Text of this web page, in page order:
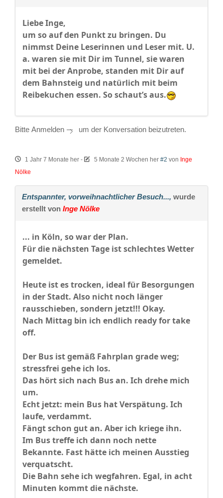
Liebe Inge,
um so auf den Punkt zu bringen. Du
nimmst Deine Leserinnen und Leser mit. U.
a. waren sie mit Dir im Tunnel, sie waren
mit bei der Anprobe, standen mit Dir auf
dem Bahnsteig und natürlich mit beim
Reibekuchen essen. So schaut’s aus.
Bitte Anmelden um der Konversation beizutreten.
1 Jahr 7 Monate her - 5 Monate 2 Wochen her #2 von Inge
Nölke
Entspannter, vorweihnachtlicher Besuch..., wurde
erstellt von Inge Nölke
... in Köln, so war der Plan.
Für die nächsten Tage ist schlechtes Wetter
gemeldet.
Heute ist es trocken, ideal für Besorgungen
in der Stadt. Also nicht noch länger
rausschieben, sondern jetzt!!! Okay.
Nach Mittag bin ich endlich ready for take
off.
Der Bus ist gemäß Fahrplan grade weg;
stressfrei gehe ich los.
Das hört sich nach Bus an. Ich drehe mich
um.
Echt jetzt: mein Bus hat Verspätung. Ich
laufe, verdammt.
Fängt schon gut an. Aber ich kriege ihn.
Im Bus treffe ich dann noch nette
Bekannte. Fast hätte ich meinen Ausstieg
verquatscht.
Die Bahn sehe ich wegfahren. Egal, in acht
Minuten kommt die nächste.